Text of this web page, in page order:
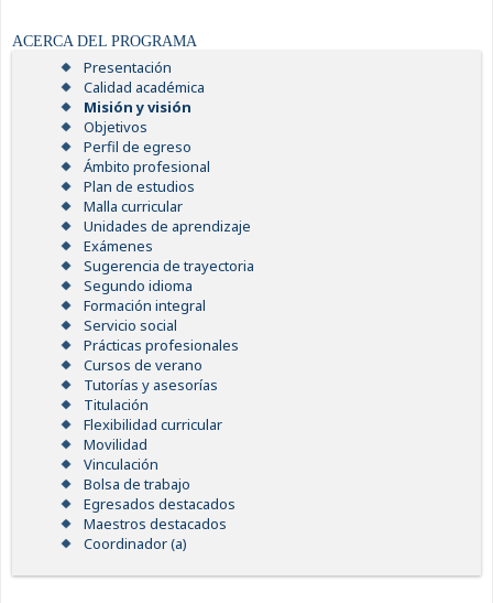
ACERCA DEL PROGRAMA
Presentación
Calidad académica
Misión y visión
Objetivos
Perfil de egreso
Ámbito profesional
Plan de estudios
Malla curricular
Unidades de aprendizaje
Exámenes
Sugerencia de trayectoria
Segundo idioma
Formación integral
Servicio social
Prácticas profesionales
Cursos de verano
Tutorías y asesorías
Titulación
Flexibilidad curricular
Movilidad
Vinculación
Bolsa de trabajo
Egresados destacados
Maestros destacados
Coordinador (a)